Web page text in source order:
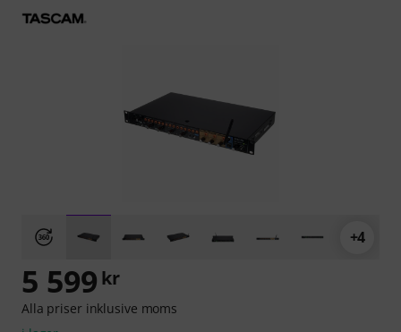
+4
5 599 kr
Alla priser inklusive moms